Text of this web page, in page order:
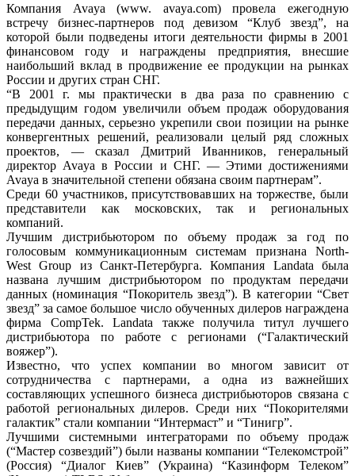
Компания Avaya (www. avaya.com) провела ежегодную
встречу бизнес-партнеров под девизом “Клуб звезд”, на
которой были подведены итоги деятельности фирмы в 2001
финансовом году и награждены предприятия, внесшие
наибольший вклад в продвижение ее продукции на рынках
России и других стран СНГ.
“В 2001 г. мы практически в два раза по сравнению с
предыдущим годом увеличили объем продаж оборудования
передачи данных, серьезно укрепили свои позиции на рынке
конвергентных решений, реализовали целый ряд сложных
проектов, — сказал Дмитрий Иванников, генеральный
директор Avaya в России и СНГ. — Этими достижениями
Avaya в значительной степени обязана своим партнерам”.
Среди 60 участников, присутствовавших на торжестве, были
представители как московских, так и региональных
компаний.
Лучшим дистрибьютором по объему продаж за год по
голосовым коммуникационным системам признана North-
West Group из Санкт-Петербурга. Компания Landata была
названа лучшим дистрибьютором по продуктам передачи
данных (номинация “Покоритель звезд”). В категории “Свет
звезд” за самое большое число обученных дилеров награждена
фирма CompTek. Landata также получила титул лучшего
дистрибьютора по работе с регионами (“Галактический
вояжер”).
Известно, что успех компании во многом зависит от
сотрудничества с партнерами, а одна из важнейших
составляющих успешного бизнеса дистрибьюторов связана с
работой региональных дилеров. Среди них “Покорителями
галактик” стали компании “Интермаст” и “Тинигр”.
Лучшими системными интеграторами по объему продаж
(“Мастер созвездий”) были названы компании “Телекомстрой”
(Россия) “Диалог Киев” (Украина) “Казинформ Телеком”